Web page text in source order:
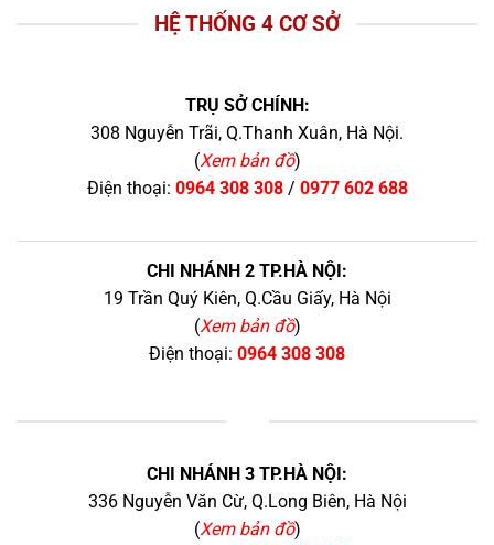
HỆ THỐNG 4 CƠ SỞ
TRỤ SỞ CHÍNH:
308 Nguyễn Trãi, Q.Thanh Xuân, Hà Nội.
(Xem bản đồ)
Điện thoại: 0964 308 308/ 0977 602 688
CHI NHÁNH 2 TP.HÀ NỘI:
19 Trần Quý Kiên, Q.Cầu Giấy, Hà Nội
(Xem bản đồ)
Điện thoại: 0964 308 308
CHI NHÁNH 3 TP.HÀ NỘI:
336 Nguyễn Văn Cừ, Q.Long Biên, Hà Nội
(Xem bản đồ)